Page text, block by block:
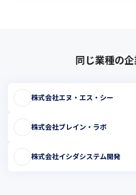
同じ業種の
株式会社エヌ・エス・シー
株式会社ブレイン・ラボ
株式会社イシダシステム開発